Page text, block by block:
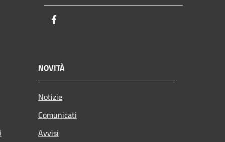
NOVITÀ
Notizie
Comunicati
Avvisi